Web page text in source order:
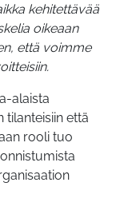
kehitettävää
oikeaan
että voimme
alaista
tilanteisiin että
rooli tuo